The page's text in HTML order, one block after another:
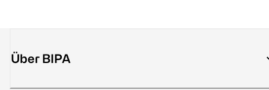
Über BIPA